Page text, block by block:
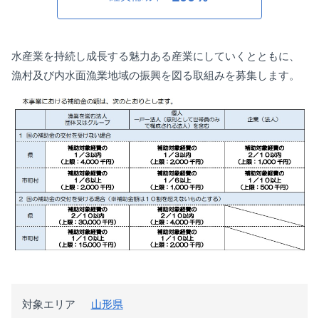
水産業を持続し成長する魅力ある産業にしていくとともに、
漁村及び内水面漁業地域の振興を図る取組みを募集します。
対象エリア 山形県